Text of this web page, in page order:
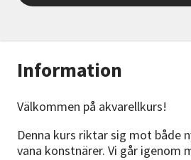
Information
Välkommen på akvarellkurs!
Denna kurs riktar sig mot både
vana konstnärer. Vi går igenom